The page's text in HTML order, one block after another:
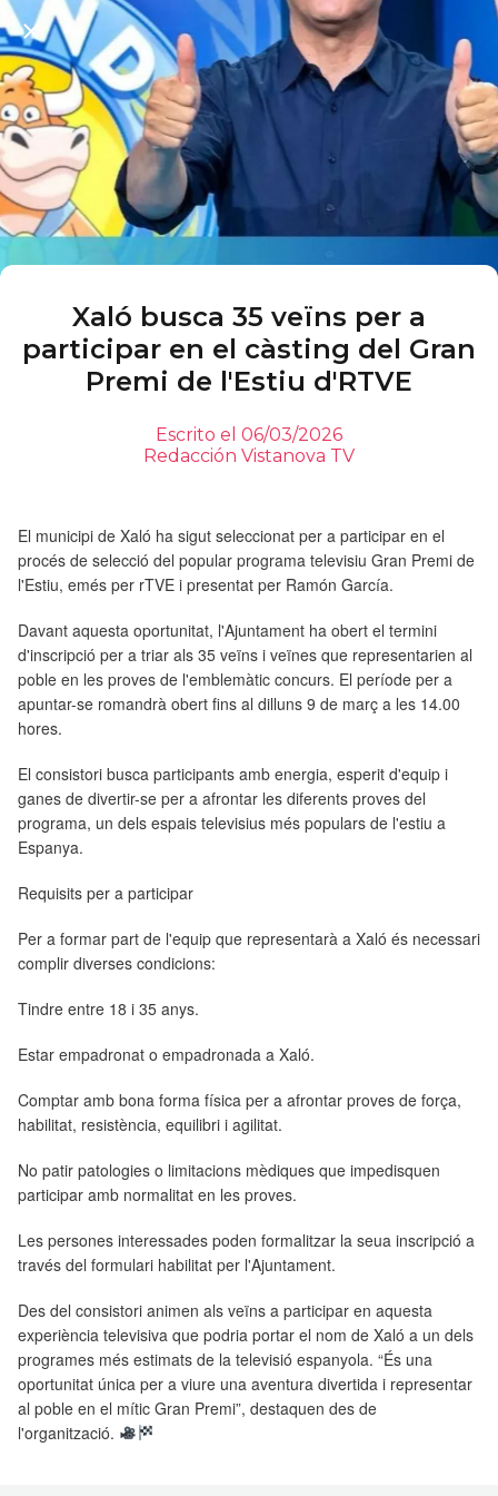
Xaló busca 35 veïns per a
participar en el càsting del Gran
Premi de l'Estiu d'RTVE
Escrito el 06/03/2026
Redacción Vistanova TV
El municipi de Xaló ha sigut seleccionat per a participar en el
procés de selecció del popular programa televisiu Gran Premi de
l'Estiu, emés per rTVE i presentat per Ramón García.
Davant aquesta oportunitat, l'Ajuntament ha obert el termini
d'inscripció per a triar als 35 veïns i veïnes que representarien al
poble en les proves de l'emblemàtic concurs. El període per a
apuntar-se romandrà obert fins al dilluns 9 de març a les 14.00
hores.
El consistori busca participants amb energia, esperit d'equip i
ganes de divertir-se per a afrontar les diferents proves del
programa, un dels espais televisius més populars de l'estiu a
Espanya.
Requisits per a participar
Per a formar part de l'equip que representarà a Xaló és necessari
complir diverses condicions:
Tindre entre 18 i 35 anys.
Estar empadronat o empadronada a Xaló.
Comptar amb bona forma física per a afrontar proves de força,
habilitat, resistència, equilibri i agilitat.
No patir patologies o limitacions mèdiques que impedisquen
participar amb normalitat en les proves.
Les persones interessades poden formalitzar la seua inscripció a
través del formulari habilitat per l'Ajuntament.
Des del consistori animen als veïns a participar en aquesta
experiència televisiva que podria portar el nom de Xaló a un dels
programes més estimats de la televisió espanyola. “És una
oportunitat única per a viure una aventura divertida i representar
al poble en el mític Gran Premi”, destaquen des de
l'organització.